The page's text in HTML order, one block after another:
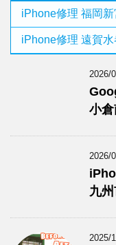
iPhone修理 福岡
iPhone修理 遠賀
2026/
小
2026/
九
2025/